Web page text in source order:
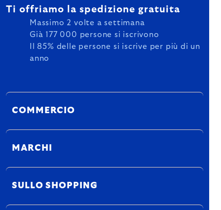
Ti offriamo la spedizione gratuita
Massimo 2 volte a settimana
Già 177 000 persone si iscrivono
Il 85% delle persone si iscrive per più di un
anno
COMMERCIO
MARCHI
SULLO SHOPPING